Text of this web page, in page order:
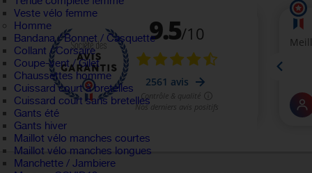
Veste vélo femme
Homme
Bandana / Bonnet / Casquette
Collant / Corsaire
Coupe-vent / Gilet
Chaussettes homme
Cuissard court à bretelles
Cuissard court sans bretelles
Gants été
Gants hiver
Maillot vélo manches courtes
Maillot vélo manches longues
Manchette / Jambiere